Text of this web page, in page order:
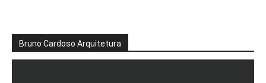
Bruno Cardoso Arquitetura